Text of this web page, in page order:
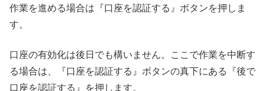
作業を進める場合は『口座を認証する』ボタンを押しま
す。
口座の有効化は後日でも構いません。ここで作業を中断す
る場合は、『口座を認証する』ボタンの真下にある『後で
口座を認証する』を押します。